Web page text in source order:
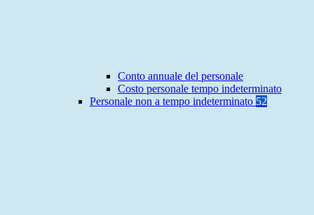
Conto annuale del personale
Costo personale tempo indeterminato
Personale non a tempo indeterminato 52